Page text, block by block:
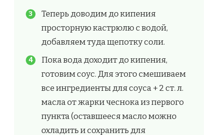
Теперь доводим до кипения
просторную кастрюлю с водой,
добавляем туда щепотку соли.
Пока вода доходит до кипения,
готовим соус. Для этого смешиваем
все ингредиенты для соуса + 2 ст. л.
масла от жарки чеснока из первого
пункта (оставшееся масло можно
охладить и сохранить для